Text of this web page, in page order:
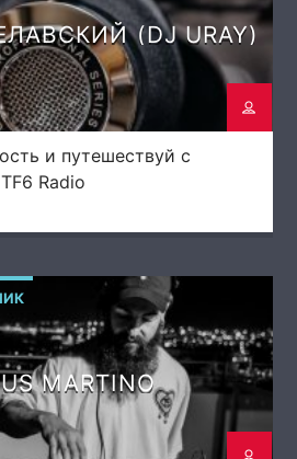
(DJ URAY)
и путешествуй с
Radio
MARTINO